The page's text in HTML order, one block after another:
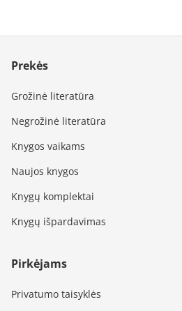
Prekės
Grožinė literatūra
Negrožinė literatūra
Knygos vaikams
Naujos knygos
Knygų komplektai
Knygų išpardavimas
Pirkėjams
Privatumo taisyklės